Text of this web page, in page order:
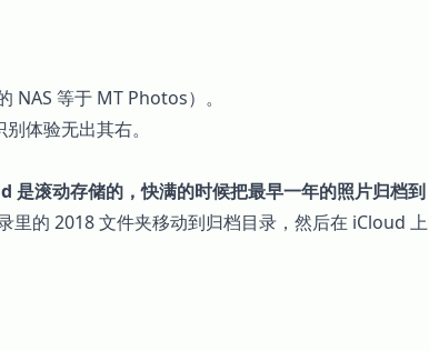
NAS 等于 MT Photos）。
体验无出其右。
是滚动存储的，快满的时候把最早一年的照片归档到
里的 2018 文件夹移动到归档目录，然后在 iCloud 上